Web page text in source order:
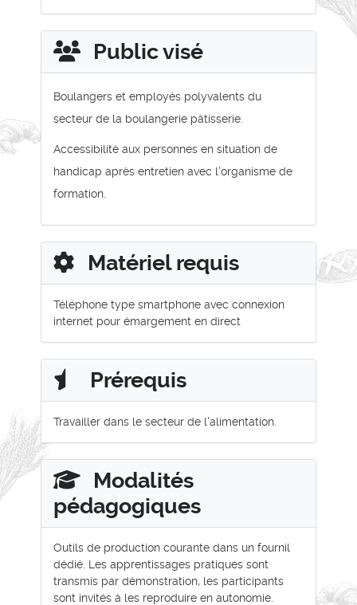
Public visé
Boulangers et employés polyvalents du
secteur de la boulangerie pâtisserie.
Accessibilité aux personnes en situation de
handicap après entretien avec l'organisme de
formation.
Matériel requis
Téléphone type smartphone avec connexion
internet pour émargement en direct
Prérequis
Travailler dans le secteur de l'alimentation.
Modalités
pédagogiques
Outils de production courante dans un fournil
dédié. Les apprentissages pratiques sont
transmis par démonstration, les participants
sont invités à les reproduire en autonomie.